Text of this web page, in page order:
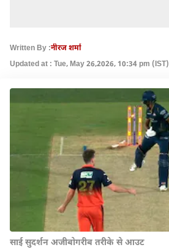
Written By :नीरज शर्मा
Updated at : Tue, May 26,2026, 10:34 pm (IST)
साई सुदर्शन अजीबोगरीब तरीके से आउट